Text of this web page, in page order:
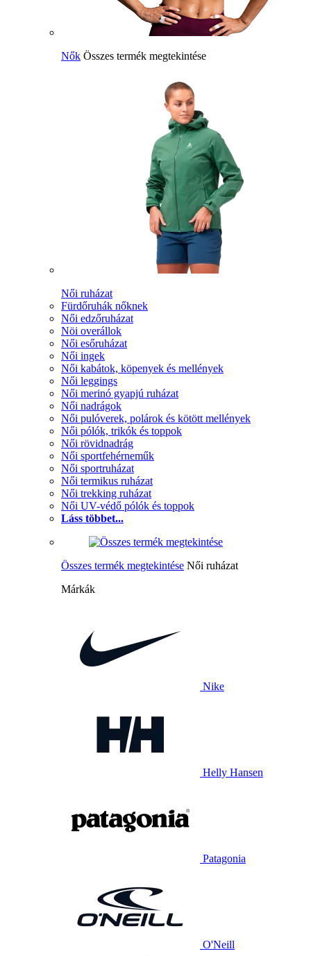
Nők Összes termék megtekintése
Női ruházat
Fürdőruhák nőknek
Női edzőruházat
Nöi overállok
Női esőruházat
Női ingek
Női kabátok, köpenyek és mellények
Női leggings
Női merinó gyapjú ruházat
Női nadrágok
Női pulóverek, polárok és kötött mellények
Női pólók, trikók és toppok
Női rövidnadrág
Női sportfehérneműk
Női sportruházat
Női termikus ruházat
Női trekking ruházat
Női UV-védő pólók és toppok
Láss többet...
Összes termék megtekintése Női ruházat
Márkák
Nike
Helly Hansen
Patagonia
O'Neill